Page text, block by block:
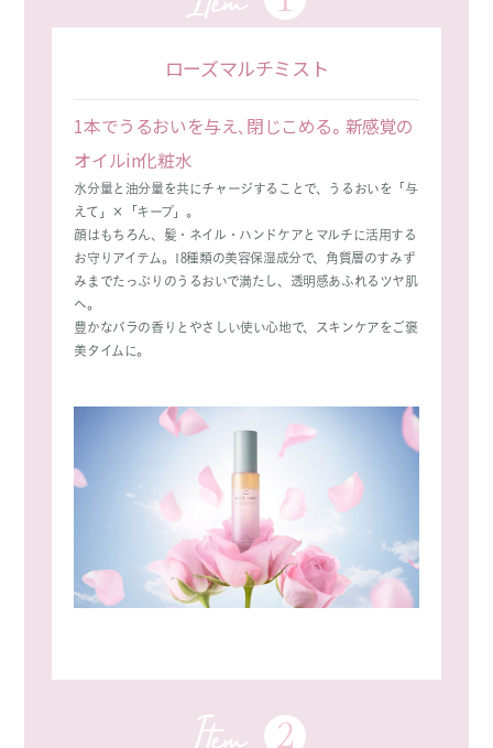
ローズマルチミスト
1本でうるおいを与え、閉じこめる。新感覚の
オイルin化粧水
水分量と油分量を共にチャージすることで、うるおいを「与
えて」×「キープ」。
顔はもちろん、髪・ネイル・ハンドケアとマルチに活用する
お守りアイテム。18種類の美容保湿成分で、角質層のすみず
みまでたっぷりのうるおいで満たし、透明感あふれるツヤ肌
へ。
豊かなバラの香りとやさしい使い心地で、スキンケアをご褒
美タイムに。
2